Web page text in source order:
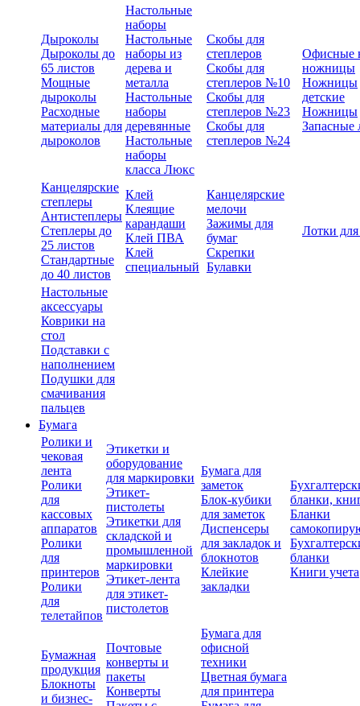
Дыроколы
Дыроколы до
65 листов
Мощные
дыроколы
Расходные
материалы для
дыроколов
Настольные
наборы
Настольные
наборы из
дерева и
металла
Настольные
наборы
деревянные
Настольные
наборы
класса Люкс
Скобы для
степлеров
Скобы для
степлеров №10
Скобы для
степлеров №23
Скобы для
степлеров №24
Офисные
ножницы
Ножницы
детские
Ножницы
Запасные
Канцелярские
степлеры
Антистеплеры
Степлеры до
25 листов
Стандартные
до 40 листов
Клей
Клеящие
карандаши
Клей ПВА
Клей
специальный
Канцелярские
мелочи
Зажимы для
бумаг
Скрепки
Булавки
Лотки
Настольные
аксессуары
Коврики на
стол
Подставки с
наполнением
Подушки для
смачивания
пальцев
Бумага
Ролики и
чековая
лента
Ролики
для
кассовых
аппаратов
Ролики
для
принтеров
Ролики
для
телетайпов
Этикетки и
оборудование
для маркировки
Этикет-
пистолеты
Этикетки для
складской и
промышленной
маркировки
Этикет-лента
для этикет-
пистолетов
Бумага для
заметок
Блок-кубики
для заметок
Диспенсеры
для закладок и
блокнотов
Клейкие
закладки
бланки,
Бланки
бланки
Книги учета
Бумажная
продукция
Блокноты
и бизнес-
Почтовые
конверты и
пакеты
Конверты
Бумага для
офисной
техники
Цветная бумага
для принтера